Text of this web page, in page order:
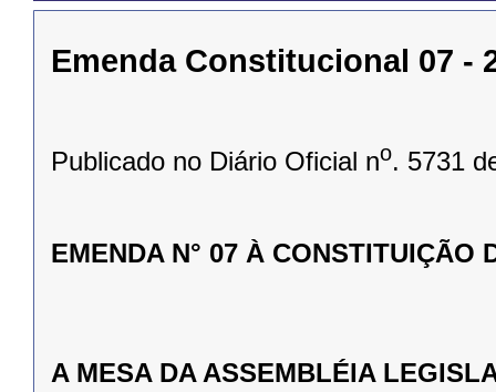
Emenda Constitucional 07 -
Publicado no Diário Oficial no. 5731
EMENDA N° 07 À CONSTITUIÇÃO
A MESA DA ASSEMBLÉIA